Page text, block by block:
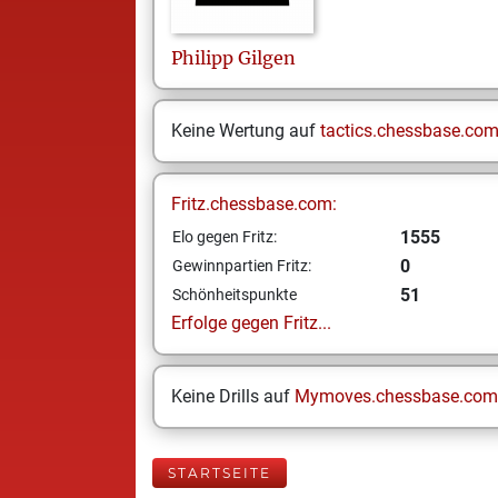
Philipp Gilgen
Keine Wertung auf tactics.chessbase.com
Fritz.chessbase.com:
Elo gegen Fritz: 1555
Gewinnpartien Fritz: 0
Schönheitspunkte
51
Erfolge gegen Fritz...
Keine Drills auf Mymoves.chessbase.com
STARTSEITE